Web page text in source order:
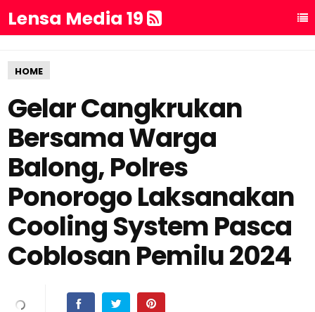
Lensa Media 19
HOME
Gelar Cangkrukan
Bersama Warga
Balong, Polres
Ponorogo Laksanakan
Cooling System Pasca
Coblosan Pemilu 2024